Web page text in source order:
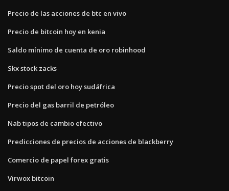
Precio de las acciones de btc en vivo
Precio de bitcoin hoy en kenia
Saldo mínimo de cuenta de oro robinhood
Skx stock zacks
Precio spot del oro hoy sudáfrica
Precio del gas barril de petróleo
Nab tipos de cambio efectivo
Predicciones de precios de acciones de blackberry
Comercio de papel forex gratis
Virwox bitcoin